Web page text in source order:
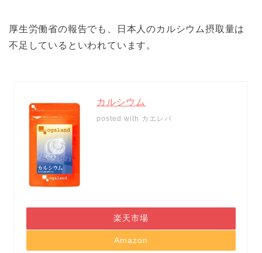
厚生労働省の報告でも、日本人のカルシウム摂取量は
不足しているといわれています。
カルシウム
posted with カエレバ
楽天市場
Amazon